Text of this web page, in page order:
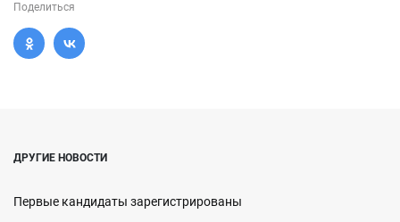
Поделиться
ДРУГИЕ НОВОСТИ
Первые кандидаты зарегистрированы